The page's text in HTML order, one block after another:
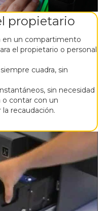
propietario
en un compartimento
el propietario o personal
cuadra, sin
sin necesidad
contar con un
recaudación.